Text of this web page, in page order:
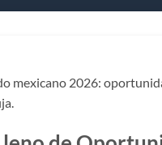
mexicano 2026: